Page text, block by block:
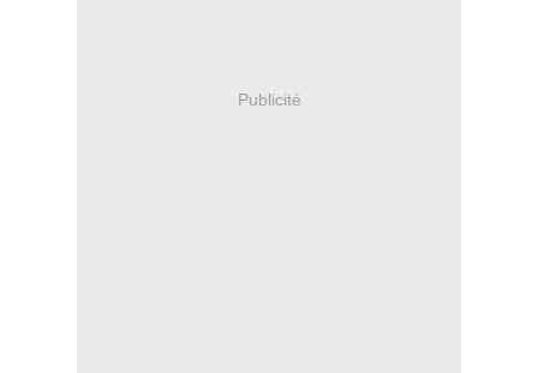
Publicité